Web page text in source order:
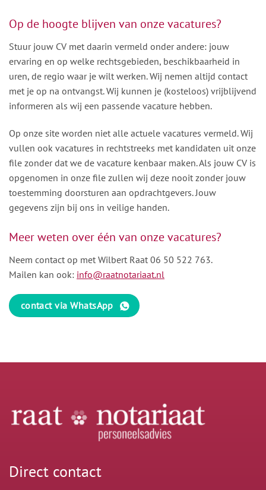
Op de hoogte blijven van onze vacatures?
Stuur jouw CV met daarin vermeld onder andere: jouw
ervaring en op welke rechtsgebieden, beschikbaarheid in
uren, de regio waar je wilt werken. Wij nemen altijd contact
met je op na ontvangst. Wij kunnen je (kosteloos) vrijblijvend
informeren als wij een passende vacature hebben.
Op onze site worden niet alle actuele vacatures vermeld. Wij
vullen ook vacatures in rechtstreeks met kandidaten uit onze
file zonder dat we de vacature kenbaar maken. Als jouw CV is
opgenomen in onze file zullen wij deze nooit zonder jouw
toestemming doorsturen aan opdrachtgevers. Jouw
gegevens zijn bij ons in veilige handen.
Meer weten over één van onze vacatures?
Neem contact op met Wilbert Raat 06 50 522 763.
Mailen kan ook: info@raatnotariaat.nl
contact via WhatsApp
Direct contact